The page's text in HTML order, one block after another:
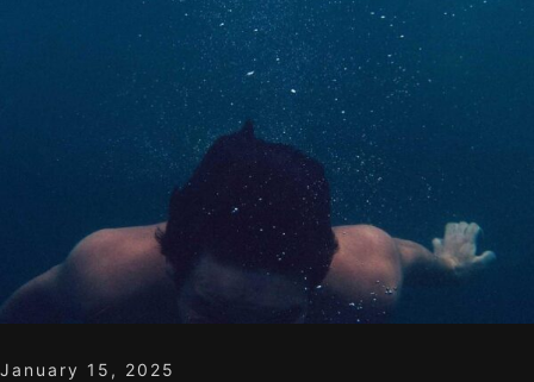
January 15, 2025